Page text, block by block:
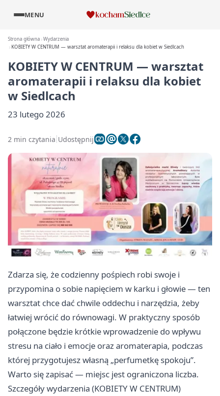
MENU
Strona główna Wydarzenia
KOBIETY W CENTRUM — warsztat aromaterapii i relaksu dla kobiet w Siedlcach
KOBIETY W CENTRUM — warsztat
aromaterapii i relaksu dla kobiet
w Siedlcach
23 lutego 2026
2 min czytania Udostępnij
Zdarza się, że codzienny pośpiech robi swoje i
przypomina o sobie napięciem w karku i głowie — ten
warsztat chce dać chwile oddechu i narzędzia, żeby
łatwiej wrócić do równowagi. W praktyczny sposób
połączone będzie krótkie wprowadzenie do wpływu
stresu na ciało i emocje oraz aromaterapia, podczas
której przygotujesz własną „perfumetkę spokoju”.
Warto się zapisać — miejsc jest ograniczona liczba.
Szczegóły wydarzenia (KOBIETY W CENTRUM)